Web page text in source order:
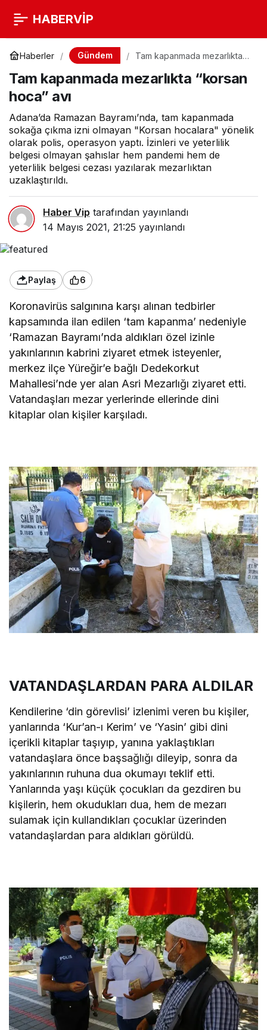
HABERVİP
Haberler Gündem
Tam kapanmada mezarlıkta
Tam kapanmada mezarlıkta “korsan
hoca” avı
Adana’da Ramazan Bayramı’nda, tam kapanmada
sokağa çıkma izni olmayan "Korsan hocalara" yönelik
olarak polis, operasyon yaptı. İzinleri ve yeterlilik
belgesi olmayan şahıslar hem pandemi hem de
yeterlilik belgesi cezası yazılarak mezarlıktan
uzaklaştırıldı.
Haber Vip tarafından yayınlandı
14 Mayıs 2021, 21:25 yayınlandı
Paylaş 6
Koronavirüs salgınına karşı alınan tedbirler
kapsamında ilan edilen ‘tam kapanma’ nedeniyle
‘Ramazan Bayramı’nda aldıkları özel izinle
yakınlarının kabrini ziyaret etmek isteyenler,
merkez ilçe Yüreğir’e bağlı Dedekorkut
Mahallesi’nde yer alan Asri Mezarlığı ziyaret etti.
Vatandaşları mezar yerlerinde ellerinde dini
kitaplar olan kişiler karşıladı.
VATANDAŞLARDAN PARA ALDILAR
Kendilerine ‘din görevlisi’ izlenimi veren bu kişiler,
yanlarında ‘Kur’an-ı Kerim’ ve ‘Yasin’ gibi dini
içerikli kitaplar taşıyıp, yanına yaklaştıkları
vatandaşlara önce başsağlığı dileyip, sonra da
yakınlarının ruhuna dua okumayı teklif etti.
Yanlarında yaşı küçük çocukları da gezdiren bu
kişilerin, hem okudukları dua, hem de mezarı
sulamak için kullandıkları çocuklar üzerinden
vatandaşlardan para aldıkları görüldü.